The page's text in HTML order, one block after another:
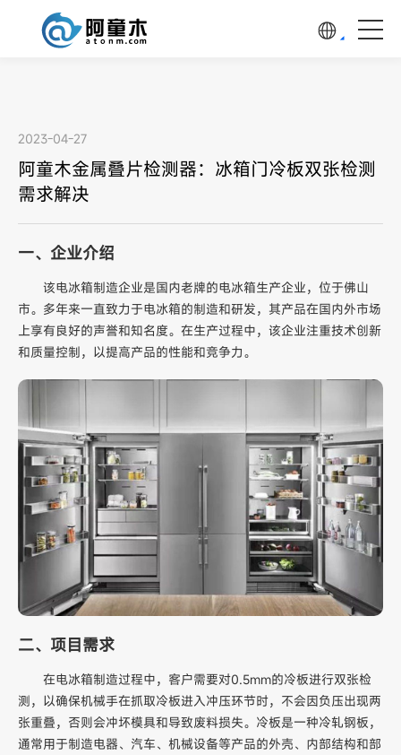
2023-04-27
阿童木金属叠片检测器：冰箱门冷板双张检测
需求解决
一、企业介绍
该电冰箱制造企业是国内老牌的电冰箱生产企业，位于佛山
市。多年来一直致力于电冰箱的制造和研发，其产品在国内外市场
上享有良好的声誉和知名度。在生产过程中，该企业注重技术创新
和质量控制，以提高产品的性能和竞争力。
二、项目需求
在电冰箱制造过程中，客户需要对0.5mm的冷板进行双张检
测，以确保机械手在抓取冷板进入冲压环节时，不会因负压出现两
张重叠，否则会冲坏模具和导致废料损失。冷板是一种冷轧钢板，
通常用于制造电器、汽车、机械设备等产品的外壳、内部结构和部